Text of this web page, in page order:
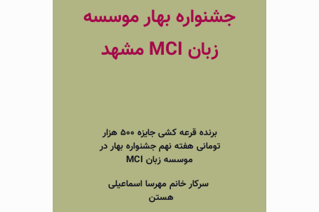
جشنواره بهار موسسه
زبان MCI مشهد
برنده قرعه کشی جایزه ۵۰۰ هزار
تومانی هفته نهم جشنواره بهار در
موسسه زبان MCI
سرکار خانم مهرسا اسماعیلی
هستن